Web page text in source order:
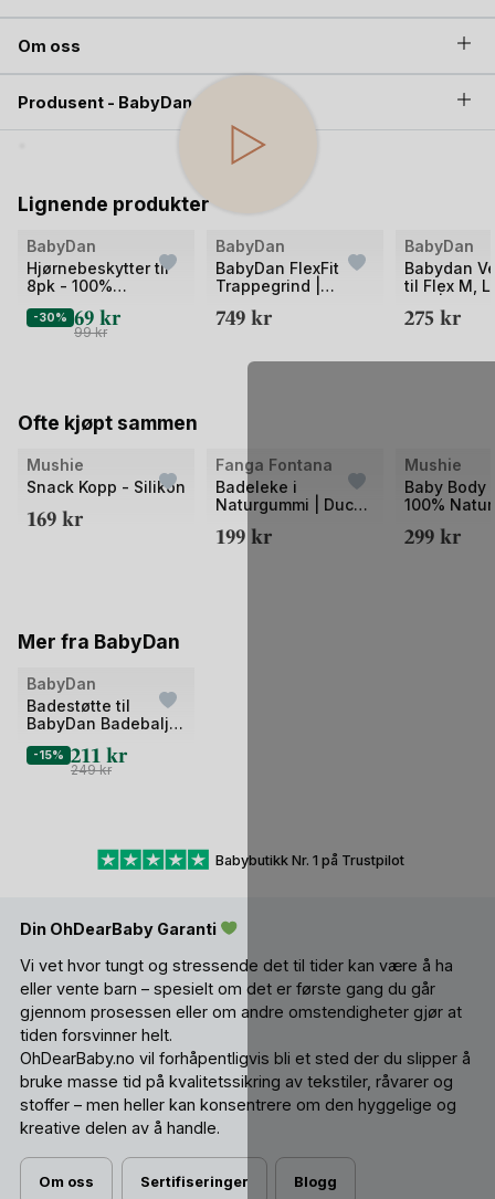
Om oss
Produsent - BabyDan
Lignende produkter
BabyDan
Hjørnebeskytter til
8pk - 100%
-30% 69 kr
99kr
Bilde
av
2
BabyDan
BabyDan FlexFit
Trappegrind |
Sikkerhetsgrind 69-
749kr
BabyDan
Babydan
til Flex M,
Frame
275kr
Ofte kjøpt sammen
Mushie
Snack Kopp - Silikon
169 kr
Bilde
av
Fanga Fontana
Badeleke i
Naturgummi | Duck
199 kr
Bilde
av
2
Mushie
Baby Body
100%
299 kr
Mer fra BabyDan
Bilde
av
BabyDan
Badestøtte til
BabyDan Badebalje
30L
-15% 211 kr
249kr
Babybutikk Nr. 1 på Trustpilot
Din OhDearBaby Garanti
Vi vet hvor tungt og stressende det til tider kan være å ha
eller vente barn – spesielt om det er første gang du går
gjennom prosessen eller om andre omstendigheter gjør at
tiden forsvinner helt.
OhDearBaby.no vil forhåpentligvis bli et sted der du slipper å
bruke masse tid på kvalitetssikring av tekstiler, råvarer og
stoffer – men heller kan konsentrere om den hyggelige og
kreative delen av å handle.
Om oss Sertifiseringer Blogg